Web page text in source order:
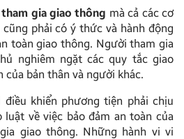
gia giao thông mà cả các cơ
phải có ý thức và hành động
toàn giao thông. Người tham gia
nghiêm ngặt các quy tắc giao
của bản thân và người khác.
khiển phương tiện phải chịu
về việc bảo đảm an toàn của
giao thông. Những hành vi vi